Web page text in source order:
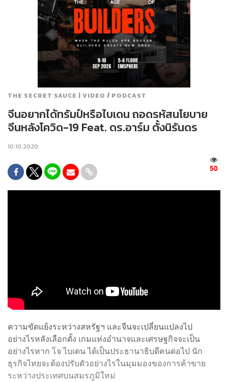
THE SECRET SAUCE | VIDEO / PODCAST
จีนอยากได้ทรัมป์หรือไบเดน ถอดรหัสนโยบาย
จีนหลังโควิด-19 Feat. ดร.อาร์ม ตั้งนิรันดร
10.10.2020
50
ความขัดแย้งระหว่างสหรัฐฯ และจีนจะเปลี่ยนแปลงไป
อย่างไรหลังเลือกตั้ง เกมแห่งอำนาจและเศรษฐกิจจะเป็น
อย่างไรหาก โจ ไบเดน ได้เป็นประธานาธิบดีคนต่อไป นัก
ธุรกิจไทยจะต้องปรับตัวอย่างไรในมุมมองของการค้าขาย
ระหว่างประเทศบนสมรภูมิใหม่